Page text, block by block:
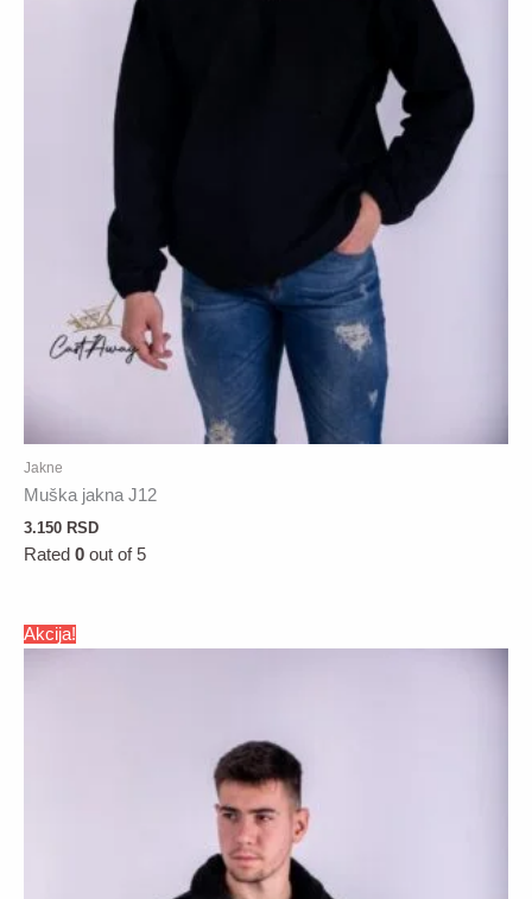
Jakne
Muška jakna J12
3.150 RSD
Rated 0 out of 5
Akcija!